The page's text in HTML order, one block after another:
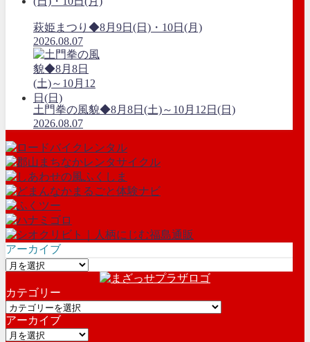
萩姫まつり◆8月9日(日)・10日(月)
2026.08.07
土門拳の風貌◆8月8日(土)～10月12日(日)
2026.08.07
アーカイブ
ア
カ
イ
ブ
カテゴリー
カ
テ
ゴ
アーカイブ
ア